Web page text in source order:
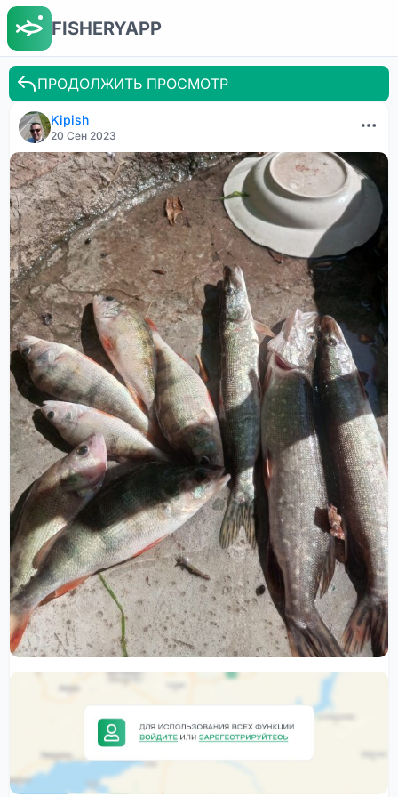
FISHERYAPP
ПРОДОЛЖИТЬ ПРОСМОТР
Kipish
20 Сен 2023